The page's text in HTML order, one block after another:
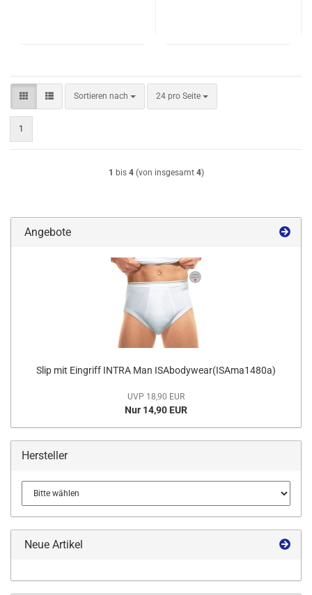
Sortieren nach
Sortieren nach 24 pro Seite
pro Seite
1
1 bis 4(von insgesamt 4)
Angebote
Slip mit Eingriff INTRA Man ISAbodywear(ISAma1480a)
UVP 18,90 EUR
Nur 14,90 EUR
Hersteller
Neue Artikel